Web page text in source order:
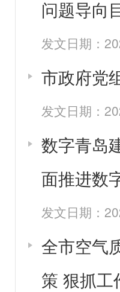
问题导向
发文日期：
市政府党
发文日期：
数字青岛
面推进数
发文日期：
全市空气
策 狠抓工